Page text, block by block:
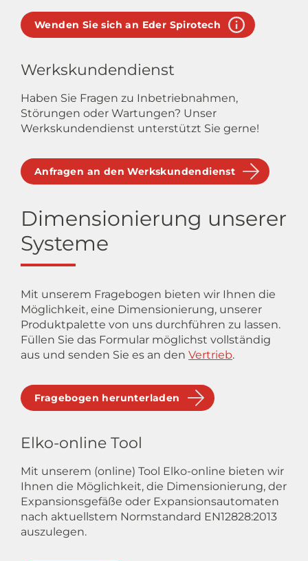
Wenden Sie sich an Eder Spirotech
Werkskundendienst
Haben Sie Fragen zu Inbetriebnahmen,
Störungen oder Wartungen? Unser
Werkskundendienst unterstützt Sie gerne!
Anfragen an den Werkskundendienst
Dimensionierung unserer
Systeme
Mit unserem Fragebogen bieten wir Ihnen die
Möglichkeit, eine Dimensionierung, unserer
Produktpalette von uns durchführen zu lassen.
Füllen Sie das Formular möglichst vollständig
aus und senden Sie es an den Vertrieb.
Fragebogen herunterladen
Elko-online Tool
Mit unserem (online) Tool Elko-online bieten wir
Ihnen die Möglichkeit, die Dimensionierung, der
Expansionsgefäße oder Expansionsautomaten
nach aktuellstem Normstandard EN12828:2013
auszulegen.